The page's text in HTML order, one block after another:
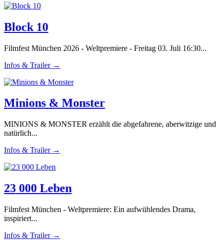
Block 10
Filmfest München 2026 - Weltpremiere - Freitag 03. Juli 16:30...
Infos & Trailer →
Minions & Monster
MINIONS & MONSTER erzählt die abgefahrene, aberwitzige und
natürlich...
Infos & Trailer →
23 000 Leben
Filmfest München - Weltpremiere: Ein aufwühlendes Drama,
inspiriert...
Infos & Trailer →